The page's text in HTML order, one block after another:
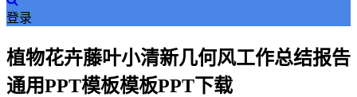
登录
植物花卉藤叶小清新几何风工作总结报告
通用PPT模板模板PPT下载